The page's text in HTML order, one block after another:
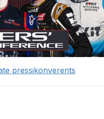
pressikonverents